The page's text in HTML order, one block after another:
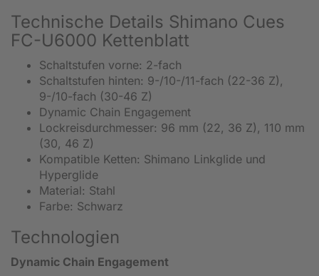
Technische Details Shimano Cues
FC-U6000 Kettenblatt
Schaltstufen vorne: 2-fach
Schaltstufen hinten: 9-/10-/11-fach (22-36 Z),
9-/10-fach (30-46 Z)
Dynamic Chain Engagement
Lockreisdurchmesser: 96 mm (22, 36 Z), 110 mm
(30, 46 Z)
Kompatible Ketten: Shimano Linkglide und
Hyperglide
Material: Stahl
Farbe: Schwarz
Technologien
Dynamic Chain Engagement